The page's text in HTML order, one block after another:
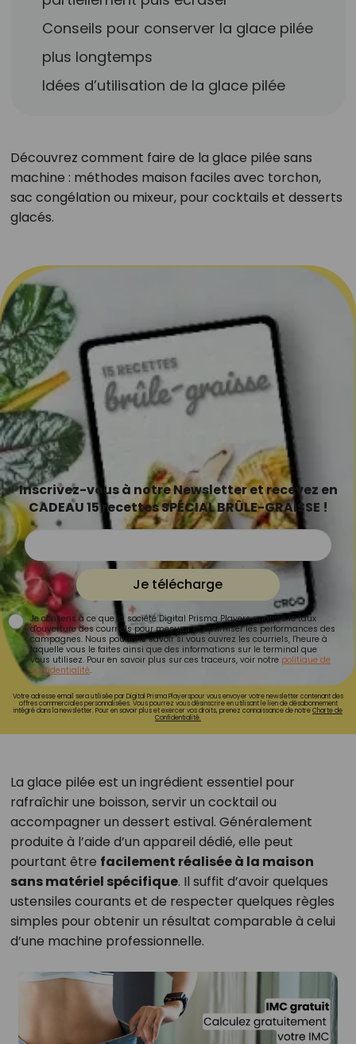
Conseils pour conserver la glace pilée
plus longtemps
Idées d’utilisation de la glace pilée
Découvrez comment faire de la glace pilée sans
machine : méthodes maison faciles avec torchon,
sac congélation ou mixeur, pour cocktails et desserts
glacés.
Inscrivez-vous à notre Newsletter et recevez en
CADEAU 15 recettes SPÉCIAL BRÛLE-GRAISSE !
Je télécharge
Je consens à ce que la société Digital Prisma Players analyse le taux
d'ouverture des courriels pour mesurer et optimiser les performances des
campagnes. Nous pourrons savoir si vous ouvrez les courriels, l'heure à
laquelle vous le faites ainsi que des informations sur le terminal que
vous utilisez. Pour en savoir plus sur ces traceurs, voir notre politique de
confidentialité.
Votre adresse email sera utilisée par Digital Prisma Playerspour vous envoyer votre newsletter contenant des
offres commerciales personnalisées. Vous pourrez vous désinscrire en utilisant le lien de désabonnement
intégré dans la newsletter. Pour en savoir plus et exercer vos droits, prenez connaissance de notreCharte de
Confidentialité.
La glace pilée est un ingrédient essentiel pour
rafraîchir une boisson, servir un cocktail ou
accompagner un dessert estival. Généralement
produite à l’aide d’un appareil dédié, elle peut
pourtant être facilement réalisée à la maison
sans matériel spécifique. Il suffit d’avoir quelques
ustensiles courants et de respecter quelques règles
simples pour obtenir un résultat comparable à celui
d’une machine professionnelle.